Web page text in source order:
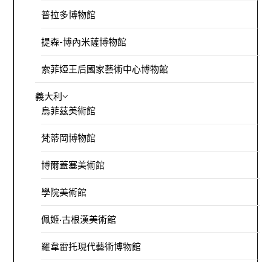
普拉多博物館
提森-博內米薩博物館
索菲婭王后國家藝術中心博物館
義大利
烏菲茲美術館
梵蒂岡博物館
博爾蓋塞美術館
學院美術館
佩姬·古根漢美術館
羅韋雷托現代藝術博物館